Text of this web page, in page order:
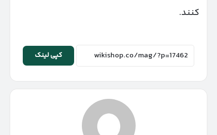
کنند.
کپی لینک